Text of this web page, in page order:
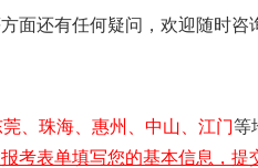
面还有任何疑问，欢迎随时咨
莞、珠海、惠州、中山、江门等
考表单填写您的基本信息，